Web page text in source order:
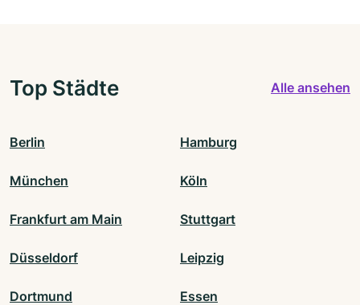
Top Städte Alle ansehen
Berlin Hamburg
München Köln
Frankfurt am Main Stuttgart
Düsseldorf Leipzig
Dortmund Essen